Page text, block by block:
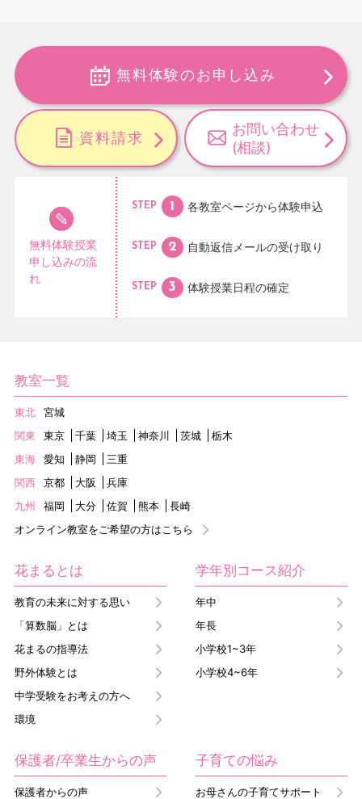
無料体験のお申し込み
資料請求
お問い合わせ
(相談)
無料体験授業
申し込みの流
れ
STEP 各教室ページから体験申込
STEP 自動返信メールの受け取り
STEP 体験授業日程の確定
教室一覧
東北
宮城
関東
東京 千葉 埼玉 神奈川 茨城
栃木
東海
愛知 静岡
三重
関西
京都 大阪
兵庫
九州
福岡 大分 佐賀 熊本
長崎
オンライン教室をご希望の方はこちら
花まるとは
教育の未来に対する思い
「算数脳」とは
花まるの指導法
野外体験とは
中学受験をお考えの方へ
環境
学年別コース紹介
年中
年長
小学校1~3年
小学校4~6年
保護者/卒業生からの声
保護者からの声
子育ての悩み
お母さんの子育てサポート